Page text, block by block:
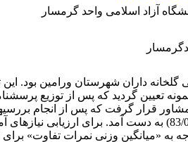
آزاد اسلامی واحد گرمسار
داران شهرستان ورامین بود.
مشاور قرار گرفت که پس از انجام
به «میانگین وزنی نمرات تفاوت»